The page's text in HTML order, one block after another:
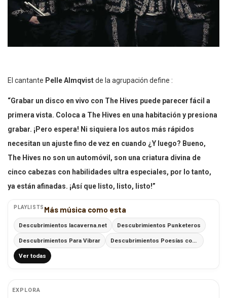
El cantante Pelle Almqvistde la agrupación define :
“Grabar un disco en vivo con The Hives puede parecer fácil a
primera vista. Coloca a The Hives en una habitación y presiona
grabar. ¡Pero espera! Ni siquiera los autos más rápidos
necesitan un ajuste fino de vez en cuando ¿Y luego? Bueno,
The Hives no son un automóvil, son una criatura divina de
cinco cabezas con habilidades ultra especiales, por lo tanto,
ya están afinadas. ¡Así que listo, listo, listo!”
PLAYLISTS Más música como esta
Descubrimientos lacaverna.net Descubrimientos Punketeros
Descubrimientos Para Vibrar
Ver todas
EXPLORA